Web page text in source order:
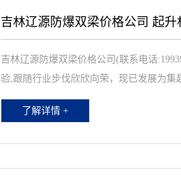
吉林辽源防爆双梁价格公司 起升
吉林辽源防爆双梁价格公司(联系电话
验,跟随行业步伐欣欣向荣，现已发展为集
了解详情 +